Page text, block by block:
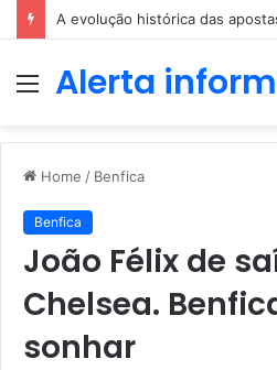
A evolução histórica das
MenuAlerta
Home / Benfica
Benfica
João Félix de
Chelsea.
sonhar